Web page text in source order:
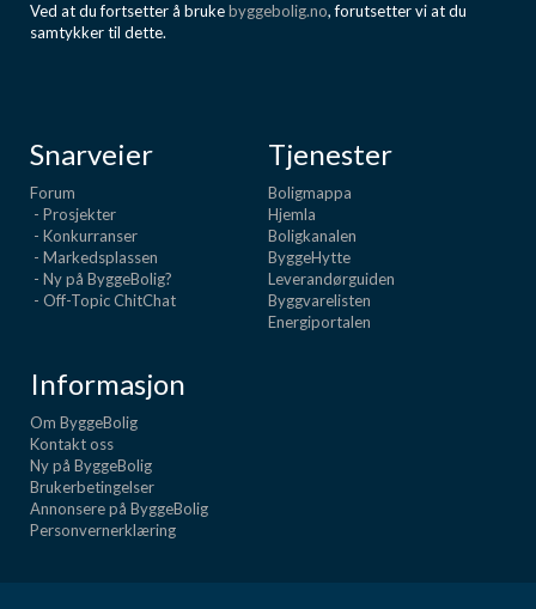
Ved at du fortsetter å brukebyggebolig.no, forutsetter vi at du
samtykker til dette.
Snarveier
Forum
- Prosjekter
- Konkurranser
- Markedsplassen
- Ny på ByggeBolig?
- Off-Topic ChitChat
Tjenester
Boligmappa
Hjemla
Boligkanalen
ByggeHytte
Leverandørguiden
Byggvarelisten
Energiportalen
Informasjon
Om ByggeBolig
Kontakt oss
Ny på ByggeBolig
Brukerbetingelser
Annonsere på ByggeBolig
Personvernerklæring